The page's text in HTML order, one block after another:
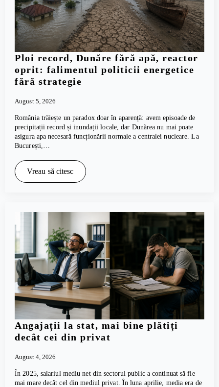
Ploi record, Dunăre fără apă, reactor
oprit: falimentul politicii energetice
fără strategie
August 5, 2026
România trăiește un paradox doar în aparență: avem episoade de
precipitații record și inundații locale, dar Dunărea nu mai poate
asigura apa necesară funcționării normale a centralei nucleare. La
București,…
Vreau să citesc
Angajații la stat, mai bine plătiți
decât cei din privat
August 4, 2026
În 2025, salariul mediu net din sectorul public a continuat să fie
mai mare decât cel din mediul privat. În luna aprilie, media era de